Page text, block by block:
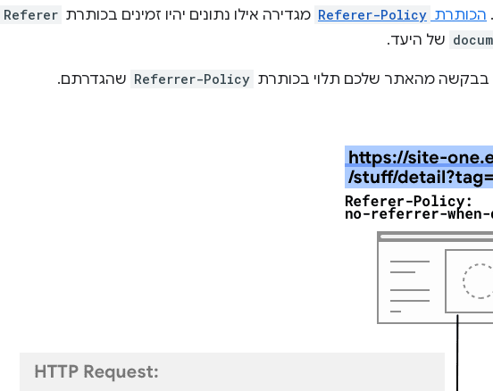
הכותרת Referer-Policy מגדירה אילו נתונים יהיו זמינים בכותרת Referer
של היעד.
בבקשה מהאתר שלכם תלוי בכותרת Referrer-Policy שהגדרתם.